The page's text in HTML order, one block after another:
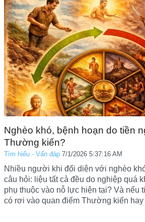
Nghèo khó, bệnh hoạn do tiền
Thường kiến?
Tìm hiểu - Vấn đáp 7/1/2026 5:37:16 AM
Nhiều người khi đối diện với nghèo
câu hỏi: liệu tất cả đều do nghiệp quá
phụ thuộc vào nỗ lực hiện tại? Và nếu
có rơi vào quan điểm Thường kiến hay